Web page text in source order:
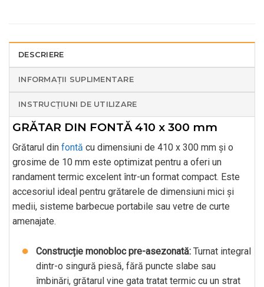
DESCRIERE
INFORMAȚII SUPLIMENTARE
INSTRUCȚIUNI DE UTILIZARE
GRĂTAR DIN FONTĂ 410 x 300 mm
Grătarul din fontă cu dimensiuni de 410 x 300 mm și o
grosime de 10 mm este optimizat pentru a oferi un
randament termic excelent într-un format compact. Este
accesoriul ideal pentru grătarele de dimensiuni mici și
medii, sisteme barbecue portabile sau vetre de curte
amenajate.
Construcție monobloc pre-asezonată: Turnat integral
dintr-o singură piesă, fără puncte slabe sau
îmbinări, grătarul vine gata tratat termic cu un strat